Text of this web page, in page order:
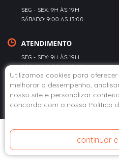
Utilizamos cookies para
melhorar o desempenho,
nosso site e personalizar
concorda com a nossa Política
continuar
SEG - SEX: 9H ÀS 19H
SÁBADO: 9:00 AS 13:00
ATENDIMENTO
SEG - SEX: 9H ÀS 19H
SÁBADO: 9:00 AS 13:00
POLÍTICA DE PRIVACIDADE
© 2020 ABEX AUTOMÓVEIS.
DESENVOLVIDO POR